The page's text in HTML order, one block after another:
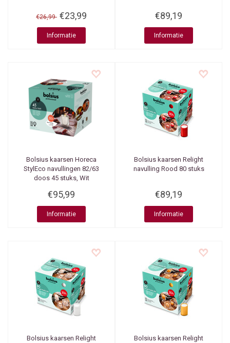
€26,99 €23,99
Informatie
€89,19
Informatie
Bolsius kaarsen Horeca
StylEco navullingen 82/63
doos 45 stuks, Wit
€95,99
Informatie
Bolsius kaarsen Relight
navulling Rood 80 stuks
€89,19
Informatie
Bolsius kaarsen Relight
Bolsius kaarsen Relight